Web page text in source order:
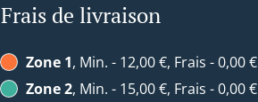
Frais de livraison
Zone 1, Min. - 12,00 €, Frais - 0,00 €
Zone 2, Min. - 15,00 €, Frais - 0,00 €